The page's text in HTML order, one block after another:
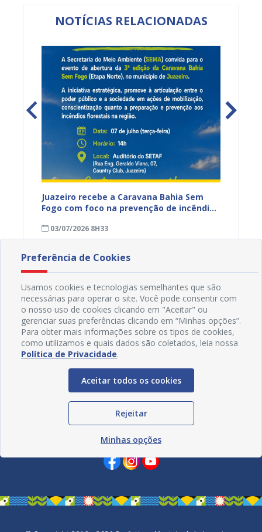
NOTÍCIAS RELACIONADAS
Juazeiro recebe a Caravana Bahia Sem
Fogo com foco na prevenção de incêndios
03/07/2026 8H33
Redes Sociais
Preferência de Cookies
Usamos cookies e tecnologias semelhantes que são
necessárias para operar o site. Você pode consentir com
o nosso uso de cookies clicando em "Aceitar" ou
gerenciar suas preferências clicando em “Minhas opções”.
Para obter mais informações sobre os tipos de cookies,
como utilizamos e quais dados são coletados, leia nossa
Política de Privacidade.
Aceitar todos os cookies
Rejeitar
Minhas opções